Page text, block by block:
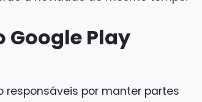
Google Play
responsáveis por manter partes